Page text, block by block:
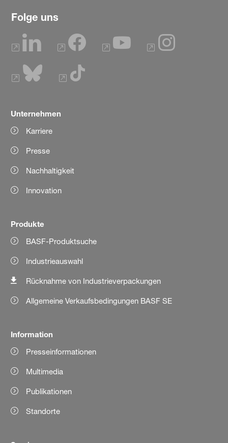
Folge uns
Unternehmen
Karriere
Presse
Nachhaltigkeit
Innovation
Produkte
BASF-Produktsuche
Industrieauswahl
Rücknahme von Industrieverpackungen
Allgemeine Verkaufsbedingungen BASF SE
Information
Presseinformationen
Multimedia
Publikationen
Standorte